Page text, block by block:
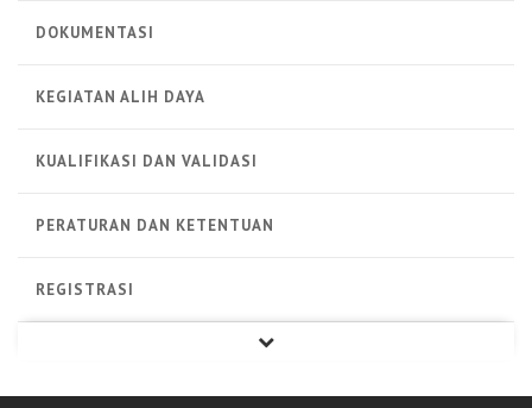
DOKUMENTASI
KEGIATAN ALIH DAYA
KUALIFIKASI DAN VALIDASI
PERATURAN DAN KETENTUAN
REGISTRASI